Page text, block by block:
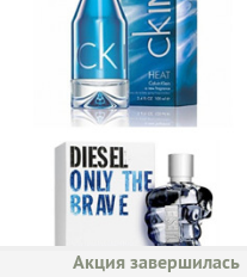
Акция завершилась